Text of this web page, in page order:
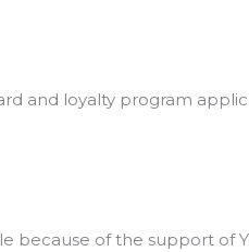
and loyalty program
because of the support of